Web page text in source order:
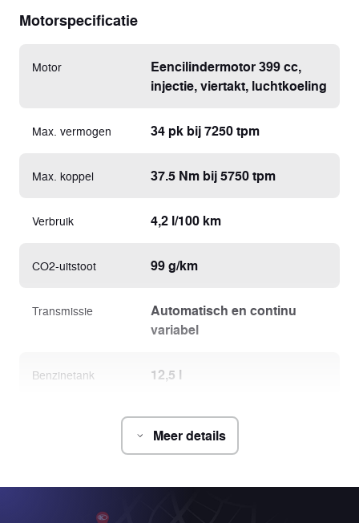
Motorspecificatie
Motor
Eencilindermotor 399 cc,
injectie, viertakt, luchtkoeling
Max. vermogen 34 pk bij 7250 tpm
Max. koppel 37.5 Nm bij 5750 tpm
Verbruik 4,2 l/100 km
CO2-uitstoot 99 g/km
Transmissie
Automatisch en continu
variabel
Benzinetank 12,5 l
Afmetingen
2190 x 799 x 1389 mm
Meer details